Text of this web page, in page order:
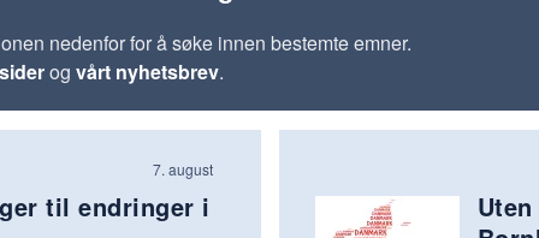
nedenfor for å søke innen bestemte emner.
og vårt nyhetsbrev.
7. august
til endringer i